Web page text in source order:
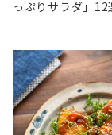
っぷりサラダ」12